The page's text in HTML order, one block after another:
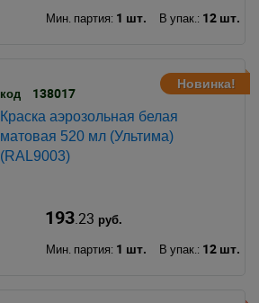
Мин. партия: 1 шт. В упак.: 12 шт.
Новинка!
код 138017
Краска аэрозольная белая
матовая 520 мл (Ультима)
(RAL9003)
193.23 руб.
Мин. партия: 1 шт. В упак.: 12 шт.